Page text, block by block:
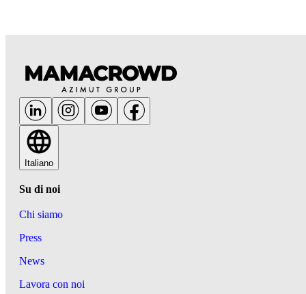
Italiano
Su di noi
Chi siamo
Press
News
Lavora con noi